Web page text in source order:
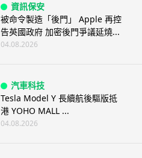
資訊保安
被命令製造「後門」 Apple 再控
告英國政府 加密後門爭議延燒...
04.08.2026
汽車科技
Tesla Model Y 長續航後驅版抵
港 YOHO MALL ...
04.08.2026